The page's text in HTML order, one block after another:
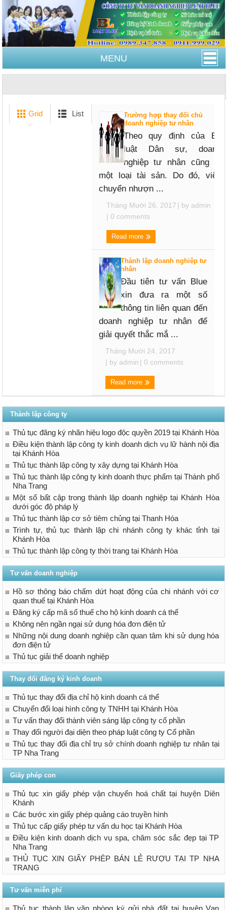
MENU
Grid List
Trường hợp thay đổi chủ
doanh nghiệp tư nhân
Theo quy định của Bộ
luật Dân sự, doanh
nghiệp tư nhân cũng là
một loại tài sản. Do đó, việc
chuyển nhượn ...
Tháng Mười 26, 2017 | by admin
| 0 comments
Read more
Thành lập doanh nghiệp tư
nhân
Đầu tiên tư vấn Blue
xin đưa ra một số
thông tin liên quan đến
doanh nghiệp tư nhân để
giải quyết thắc mắ ...
Tháng Mười 24, 2017
| by admin | 0 comments
Read more
Thành lập công ty
Thủ tục đăng ký nhãn hiệu logo độc quyền 2019 tại Khánh Hòa
Điều kiện thành lập công ty kinh doanh dịch vụ lữ hành nội địa
tại Khánh Hòa
Thủ tục thành lập công ty xây dựng tại Khánh Hòa
Thủ tục thành lập công ty kinh doanh thực phẩm tại Thành phố
Nha Trang
Một số bất cập trong thành lập doanh nghiệp tại Khánh Hòa
dưới góc độ pháp lý
Thủ tục thành lập cơ sở tiêm chủng tại Thanh Hóa
Trình tự, thủ tục thành lập chi nhánh công ty khác tỉnh tại
Khánh Hòa
Thủ tục thành lập công ty thời trang tại Khánh Hòa
Tư vấn doanh nghiệp
Hồ sơ thông báo chấm dứt hoạt động của chi nhánh với cơ
quan thuế tại Khánh Hòa
Đăng ký cấp mã số thuế cho hộ kinh doanh cá thể
Không nên ngần ngại sử dụng hóa đơn điện tử
Những nội dung doanh nghiệp cần quan tâm khi sử dụng hóa
đơn điện tử
Thủ tục giải thể doanh nghiệp
Thay đổi đăng ký kinh doanh
Thủ tục thay đổi địa chỉ hộ kinh doanh cá thể
Chuyển đổi loại hình công ty TNHH tại Khánh Hòa
Tư vấn thay đổi thành viên sáng lập công ty cổ phần
Thay đổi người đại diện theo pháp luật công ty Cổ phần
Thủ tục thay đổi địa chỉ trụ sở chính doanh nghiệp tư nhân tại
TP Nha Trang
Giấy phép con
Thủ tục xin giấy phép vận chuyển hoá chất tại huyện Diên
Khánh
Các bước xin giấy phép quảng cáo truyền hình
Thủ tục cấp giấy phép tư vấn du học tại Khánh Hòa
Điều kiện kinh doanh dịch vụ spa, chăm sóc sắc đẹp tại TP
Nha Trang
THỦ TỤC XIN GIẤY PHÉP BÁN LẺ RƯỢU TẠI TP NHA
TRANG
Tư vấn miễn phí